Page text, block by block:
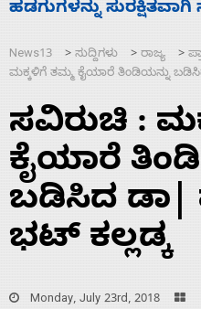
ಬಿಡೆವು: ಛಲವಾದಿ
News13 > ಸುದ್ದಿಗಳು > ರಾಜ್ಯ >
ಮಕ್ಕಳಿಗೆ ತಮ್ಮ ಕೈಯಾರೆ ತಿಂಡಿಯನ್ನು
ಸವಿರುಚಿ :
ಕೈಯಾರೆ
ಬಡಿಸಿದ ಡಾ|
ಭಟ್‌ ಕಲ್ಲಡ್ಕ
Monday, July 23rd, 2018